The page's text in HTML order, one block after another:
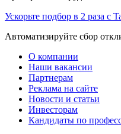
Ускорьте подбор в 2 раза с
Автоматизируйте сбор
О компании
Наши вакансии
Партнерам
Реклама на сайте
Новости и статьи
Инвесторам
Кандидаты по